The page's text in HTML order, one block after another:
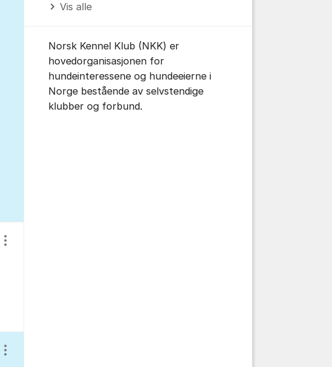
Vis/skjul innstillinger for innlegg/kommentarer
Vis/skjul innstillinger for innlegg/kommentarer
Vis alle
Norsk Kennel Klub (NKK) er
hovedorganisasjonen for
hundeinteressene og hundeeierne i
Norge bestående av selvstendige
klubber og forbund.